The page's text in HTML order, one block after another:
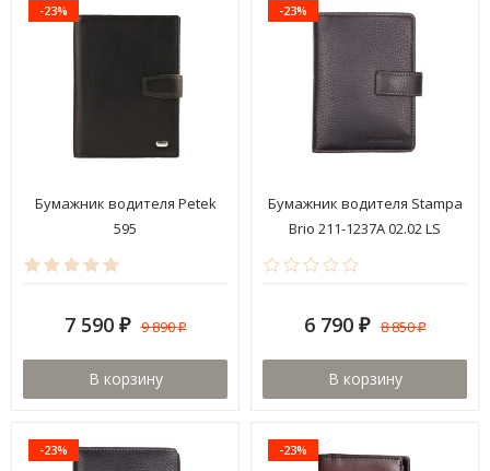
-23%
Бумажник водителя Petek
595
7 590 ₽ 9 890₽
В корзину
-23%
Бумажник водителя Stampa
Brio 211-1237A 02.02 LS
6 790 ₽ 8 850₽
В корзину
-23% -23%